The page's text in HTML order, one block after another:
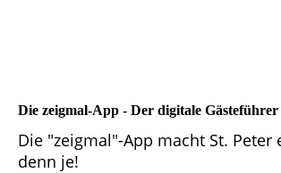
Die zeigmal-App - Der digitale
Die "zeigmal"-App macht St. Peter
denn je!